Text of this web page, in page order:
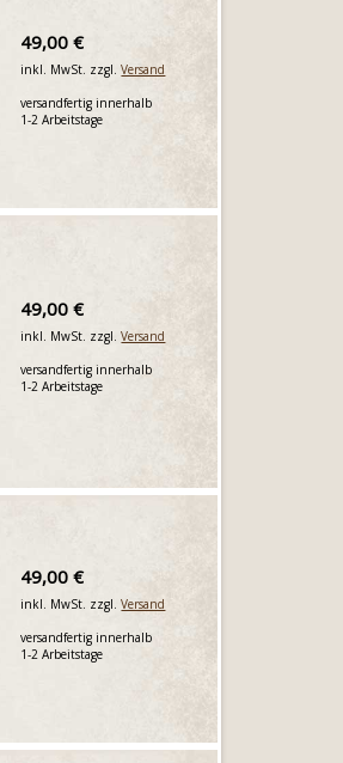
49,00 €
inkl. MwSt. zzgl.Versand
versandfertig innerhalb
1-2 Arbeitstage
49,00 €
inkl. MwSt. zzgl.Versand
versandfertig innerhalb
1-2 Arbeitstage
49,00 €
inkl. MwSt. zzgl.Versand
versandfertig innerhalb
1-2 Arbeitstage